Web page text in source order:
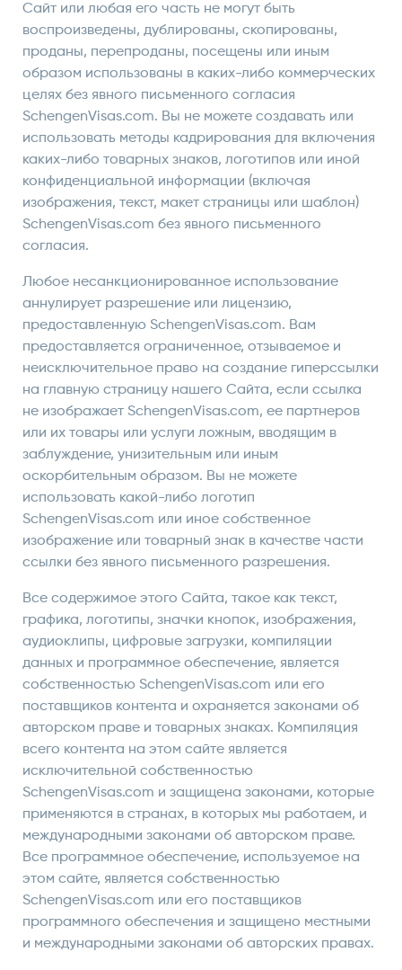
Сайт или любая его часть не могут быть
воспроизведены, дублированы, скопированы,
проданы, перепроданы, посещены или иным
образом использованы в каких-либо коммерческих
целях без явного письменного согласия
SchengenVisas.com. Вы не можете создавать или
использовать методы кадрирования для включения
каких-либо товарных знаков, логотипов или иной
конфиденциальной информации (включая
изображения, текст, макет страницы или шаблон)
SchengenVisas.com без явного письменного
согласия.
Любое несанкционированное использование
аннулирует разрешение или лицензию,
предоставленную SchengenVisas.com. Вам
предоставляется ограниченное, отзываемое и
неисключительное право на создание гиперссылки
на главную страницу нашего Сайта, если ссылка
не изображает SchengenVisas.com, ее партнеров
или их товары или услуги ложным, вводящим в
заблуждение, унизительным или иным
оскорбительным образом. Вы не можете
использовать какой-либо логотип
SchengenVisas.com или иное собственное
изображение или товарный знак в качестве части
ссылки без явного письменного разрешения.
Все содержимое этого Сайта, такое как текст,
графика, логотипы, значки кнопок, изображения,
аудиоклипы, цифровые загрузки, компиляции
данных и программное обеспечение, является
собственностью SchengenVisas.com или его
поставщиков контента и охраняется законами об
авторском праве и товарных знаках. Компиляция
всего контента на этом сайте является
исключительной собственностью
SchengenVisas.com и защищена законами, которые
применяются в странах, в которых мы работаем, и
международными законами об авторском праве.
Все программное обеспечение, используемое на
этом сайте, является собственностью
SchengenVisas.com или его поставщиков
программного обеспечения и защищено местными
и международными законами об авторских правах.